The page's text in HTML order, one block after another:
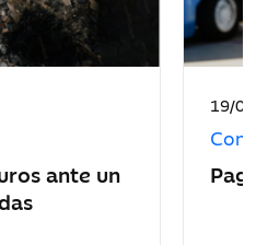
ante un
Fecha
de
19/